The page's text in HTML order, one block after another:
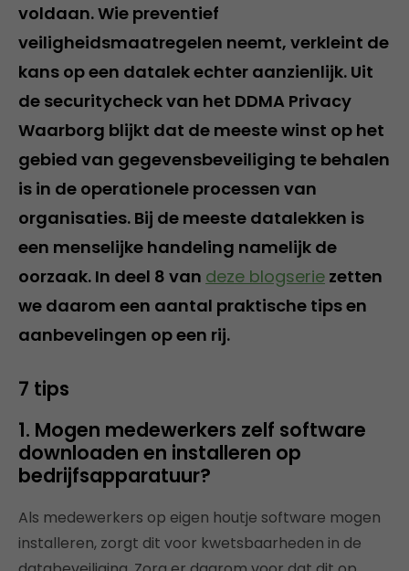
voldaan. Wie preventief
veiligheidsmaatregelen neemt, verkleint de
kans op een datalek echter aanzienlijk. Uit
de securitycheck van het DDMA Privacy
Waarborg blijkt dat de meeste winst op het
gebied van gegevensbeveiliging te behalen
is in de operationele processen van
organisaties. Bij de meeste datalekken is
een menselijke handeling namelijk de
oorzaak. In deel 8 van deze blogserie zetten
we daarom een aantal praktische tips en
aanbevelingen op een rij.
7 tips
1. Mogen medewerkers zelf software
downloaden en installeren op
bedrijfsapparatuur?
Als medewerkers op eigen houtje software mogen
installeren, zorgt dit voor kwetsbaarheden in de